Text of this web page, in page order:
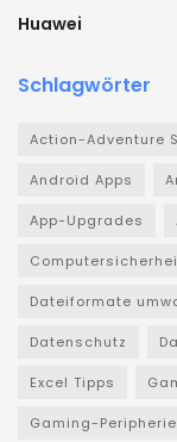
Huawei
Schlagwörter
Action-Adventure
Android Apps
App-Upgrades
Dateiformate
Datenschutz
Excel Tipps
Gaming-Peripherie